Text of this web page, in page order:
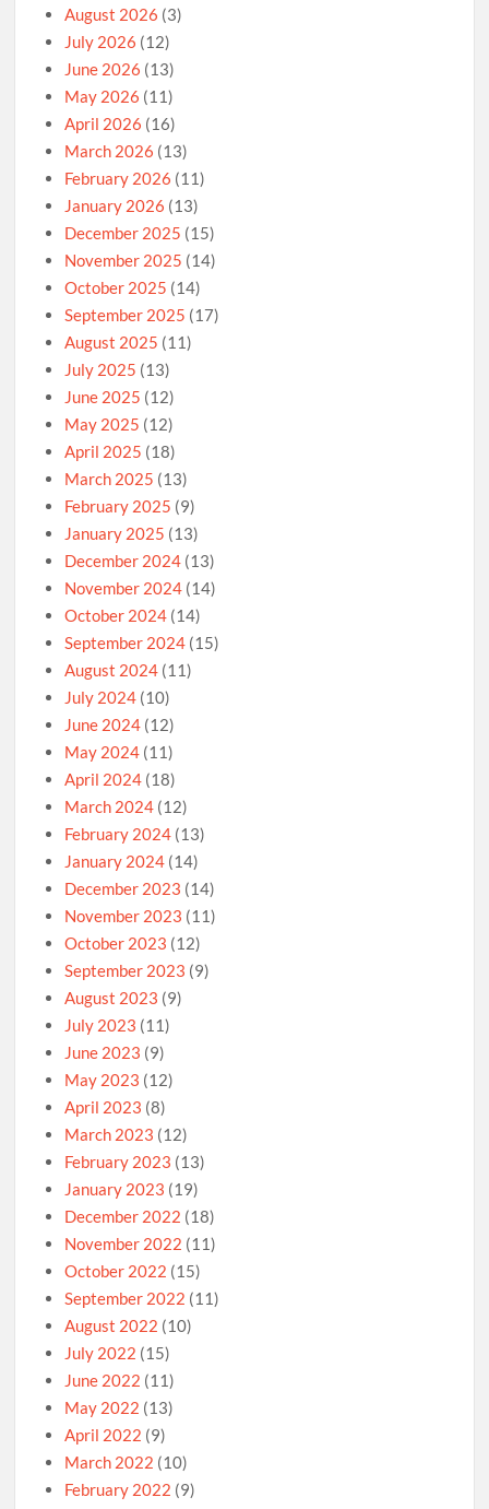
August 2026 (3)
July 2026 (12)
June 2026 (13)
May 2026 (11)
April 2026 (16)
March 2026 (13)
February 2026 (11)
January 2026 (13)
December 2025 (15)
November 2025 (14)
October 2025 (14)
September 2025 (17)
August 2025 (11)
July 2025 (13)
June 2025 (12)
May 2025 (12)
April 2025 (18)
March 2025 (13)
February 2025 (9)
January 2025 (13)
December 2024 (13)
November 2024 (14)
October 2024 (14)
September 2024 (15)
August 2024 (11)
July 2024 (10)
June 2024 (12)
May 2024 (11)
April 2024 (18)
March 2024 (12)
February 2024 (13)
January 2024 (14)
December 2023 (14)
November 2023 (11)
October 2023 (12)
September 2023 (9)
August 2023 (9)
July 2023 (11)
June 2023 (9)
May 2023 (12)
April 2023 (8)
March 2023 (12)
February 2023 (13)
January 2023 (19)
December 2022 (18)
November 2022 (11)
October 2022 (15)
September 2022 (11)
August 2022 (10)
July 2022 (15)
June 2022 (11)
May 2022 (13)
April 2022 (9)
March 2022 (10)
February 2022 (9)